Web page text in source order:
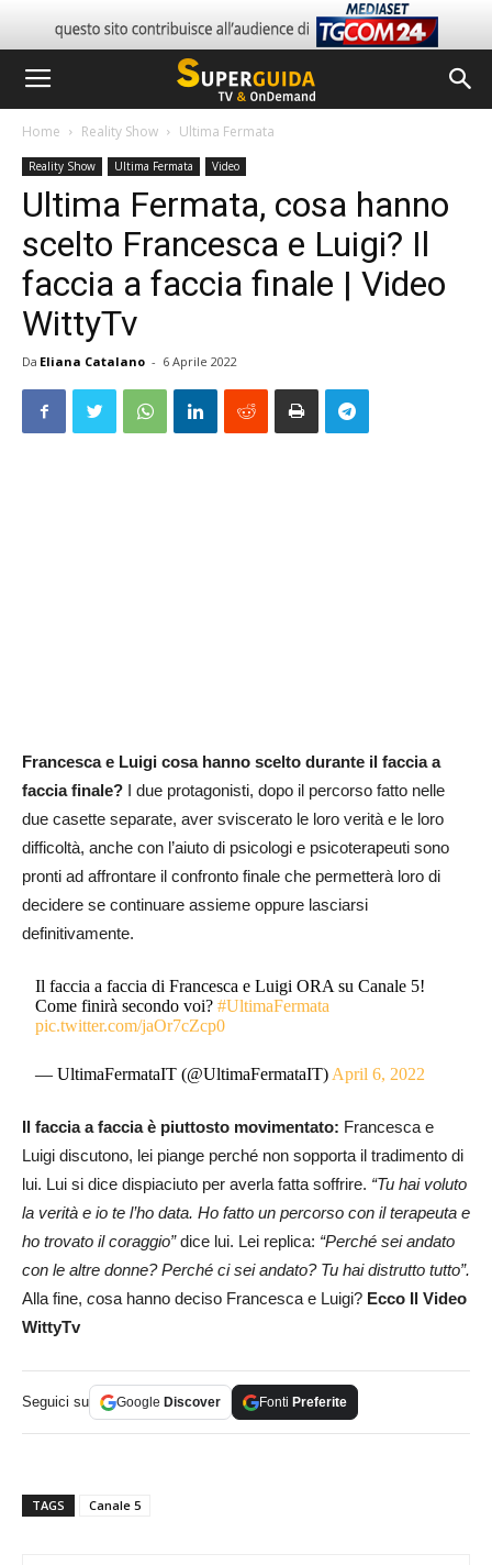
Home Reality Show Ultima Fermata
Reality Show Ultima Fermata Video
Ultima Fermata, cosa hanno
scelto Francesca e Luigi? Il
faccia a faccia finale | Video
WittyTv
Da Eliana Catalano - 6 Aprile 2022
Francesca e Luigi cosa hanno scelto durante il faccia a
faccia finale? I due protagonisti, dopo il percorso fatto nelle
due casette separate, aver sviscerato le loro verità e le loro
difficoltà, anche con l’aiuto di psicologi e psicoterapeuti sono
pronti ad affrontare il confronto finale che permetterà loro di
decidere se continuare assieme oppure lasciarsi
definitivamente.
Il faccia a faccia di Francesca e Luigi ORA su Canale 5!
Come finirà secondo voi?#UltimaFermata
pic.twitter.com/jaOr7cZcp0
— UltimaFermataIT (@UltimaFermataIT)April 6, 2022
Il faccia a faccia è piuttosto movimentato: Francesca e
Luigi discutono, lei piange perché non sopporta il tradimento di
lui. Lui si dice dispiaciuto per averla fatta soffrire. “Tu hai voluto
la verità e io te l’ho data. Ho fatto un percorso con il terapeuta e
ho trovato il coraggio”dice lui. Lei replica: “Perché sei andato
con le altre donne? Perché ci sei andato? Tu hai distrutto tutto”.
Alla fine, cosa hanno deciso Francesca e Luigi? Ecco Il Video
WittyTv
Seguici su Google Discover Fonti Preferite
TAGS Canale 5